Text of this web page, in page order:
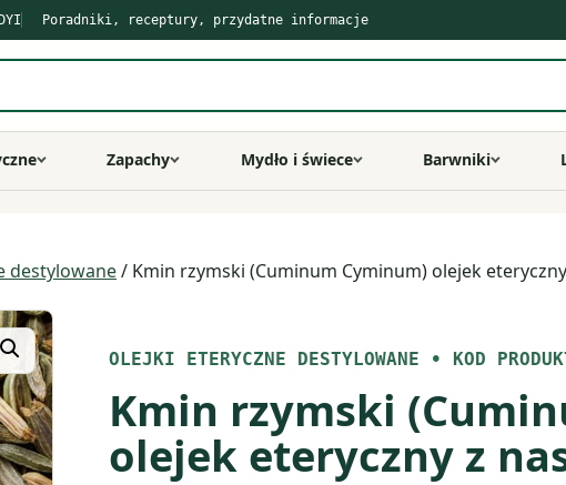
Poradniki, receptury, przydatne informacje
Zapachy Mydło i świece Barwniki
destylowane/ Kmin rzymski (Cuminum Cyminum) olejek
OLEJKI ETERYCZNE DESTYLOWANE • KOD
Kmin rzymski
olejek eteryczny z